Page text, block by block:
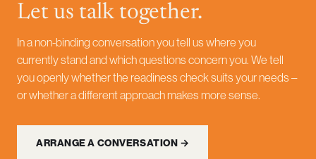
Let us talk together.
In a non-binding conversation you tell us where you
currently stand and which questions concern you. We tell
you openly whether the readiness check suits your needs –
or whether a different approach makes more sense.
ARRANGE A CONVERSATION →